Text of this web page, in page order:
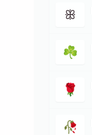
ꕥ
☘
🌹
🥀